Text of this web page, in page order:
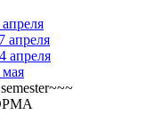
апреля
апреля